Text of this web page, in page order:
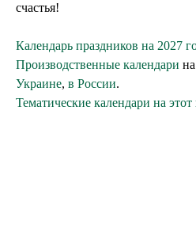
счастья!
Календарь праздников на 2027
Производственные календари
Украине, в России.
Тематические календари на